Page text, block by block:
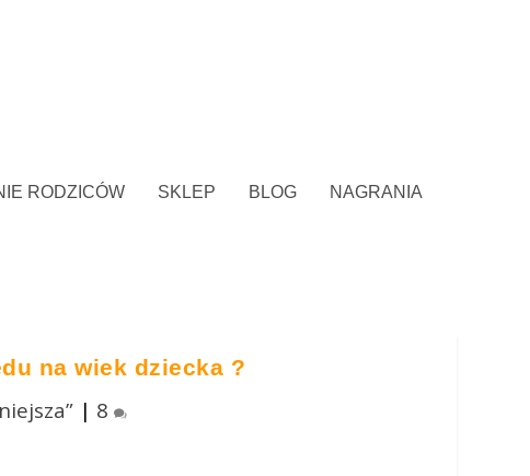
RODZICÓW SKLEP BLOG NAGRANIA
na wiek dziecka ?
| 8